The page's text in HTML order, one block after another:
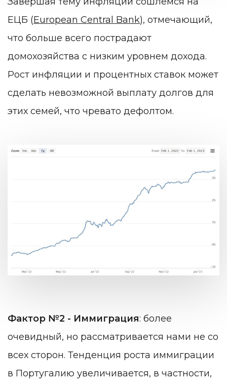
ЕЦБ (European Central Bank), отмечающий,
что больше всего пострадают
домохозяйства с низким уровнем дохода.
Рост инфляции и процентных ставок может
сделать невозможной выплату долгов для
этих семей, что чревато дефолтом.
Фактор №2 - Иммиграция: более
очевидный, но рассматривается нами не со
всех сторон. Тенденция роста иммиграции
в Португалию увеличивается, в частности,